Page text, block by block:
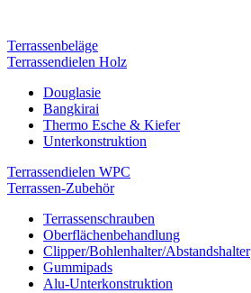
Terrassenbeläge
Terrassendielen Holz
Douglasie
Bangkirai
Thermo Esche & Kiefer
Unterkonstruktion
Terrassendielen WPC
Terrassen-Zubehör
Terrassenschrauben
Oberflächenbehandlung
Clipper/Bohlenhalter/Abstandshalter
Gummipads
Alu-Unterkonstruktion